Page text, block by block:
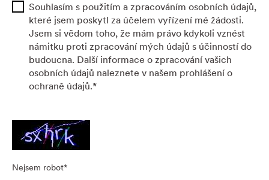
Souhlasím s použitím a zpracováním osobních údajů,
které jsem poskytl za účelem vyřízení mé žádosti.
Jsem si vědom toho, že mám právo kdykoli vznést
námitku proti zpracování mých údajů s účinností do
budoucna. Další informace o zpracování vašich
osobních údajů naleznete v našem prohlášení o
ochraně údajů.*
Nejsem robot